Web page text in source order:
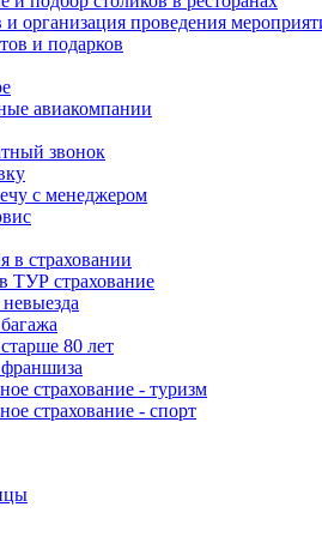
и организация проведения
и подарков
авиакомпании
звонок
с менеджером
в страховании
ТУР страхование
80 лет
страхование - туризм
страхование - спорт